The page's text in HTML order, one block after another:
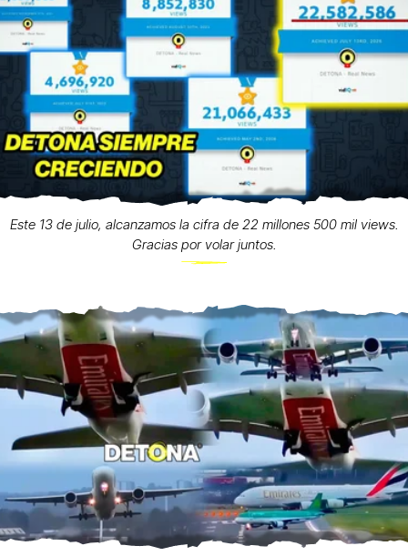
Este 13 de julio, alcanzamos la cifra de 22 millones 500 mil views.
Gracias por volar juntos.